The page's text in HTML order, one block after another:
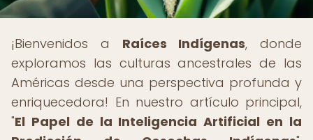
¡Bienvenidos a Raíces Indígenas, donde
exploramos las culturas ancestrales de las
Américas desde una perspectiva profunda y
enriquecedora! En nuestro artículo principal,
"El Papel de la Inteligencia Artificial en la